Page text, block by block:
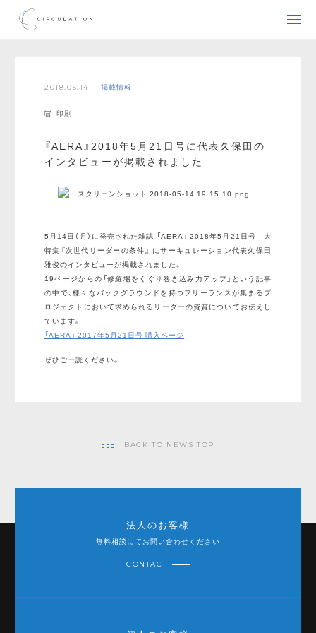
2018.05.14 掲載情報
印刷
『AERA』2018年5月21日号に代表久保田の
インタビューが掲載されました
5月14日（月）に発売された雑誌 「AERA」 2018年5月21日号 大
特集『次世代リーダーの条件』 にサーキュレーション代表久保田
雅俊のインタビューが掲載されました。
19ページからの「修羅場をくぐり巻き込み力アップ」という記事
の中で、様々なバックグラウンドを持つフリーランスが集まるプ
ロジェクトにおいて求められるリーダーの資質についてお伝えし
ています。
「AERA」 2017年5月21日号 購入ページ
ぜひご一読ください。
BACK TO NEWS TOP
法人のお客様
無料相談にてお問い合わせください
CONTACT